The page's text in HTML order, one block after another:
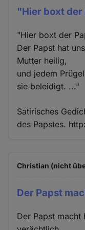
"Hier boxt der
"Hier boxt der
Der Papst hat
Mutter heilig,
und jedem
sie beleidigt. ..."
Satirisches
des Papstes.
Christian (nicht
Der Papst
Der Papst macht